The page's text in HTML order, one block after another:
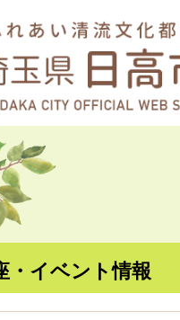
・イベント情報